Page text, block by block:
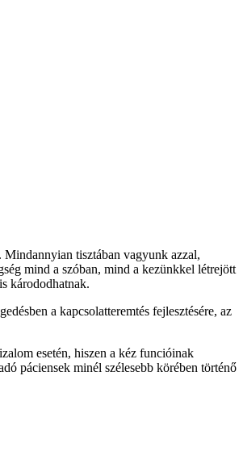
Mindannyian tisztában vagyunk azzal,
mind a szóban, mind a kezünkkel létrejött
kárododhatnak.
a kapcsolatteremtés fejlesztésére, az
esetén, hiszen a kéz funcióinak
páciensek minél szélesebb körében történő